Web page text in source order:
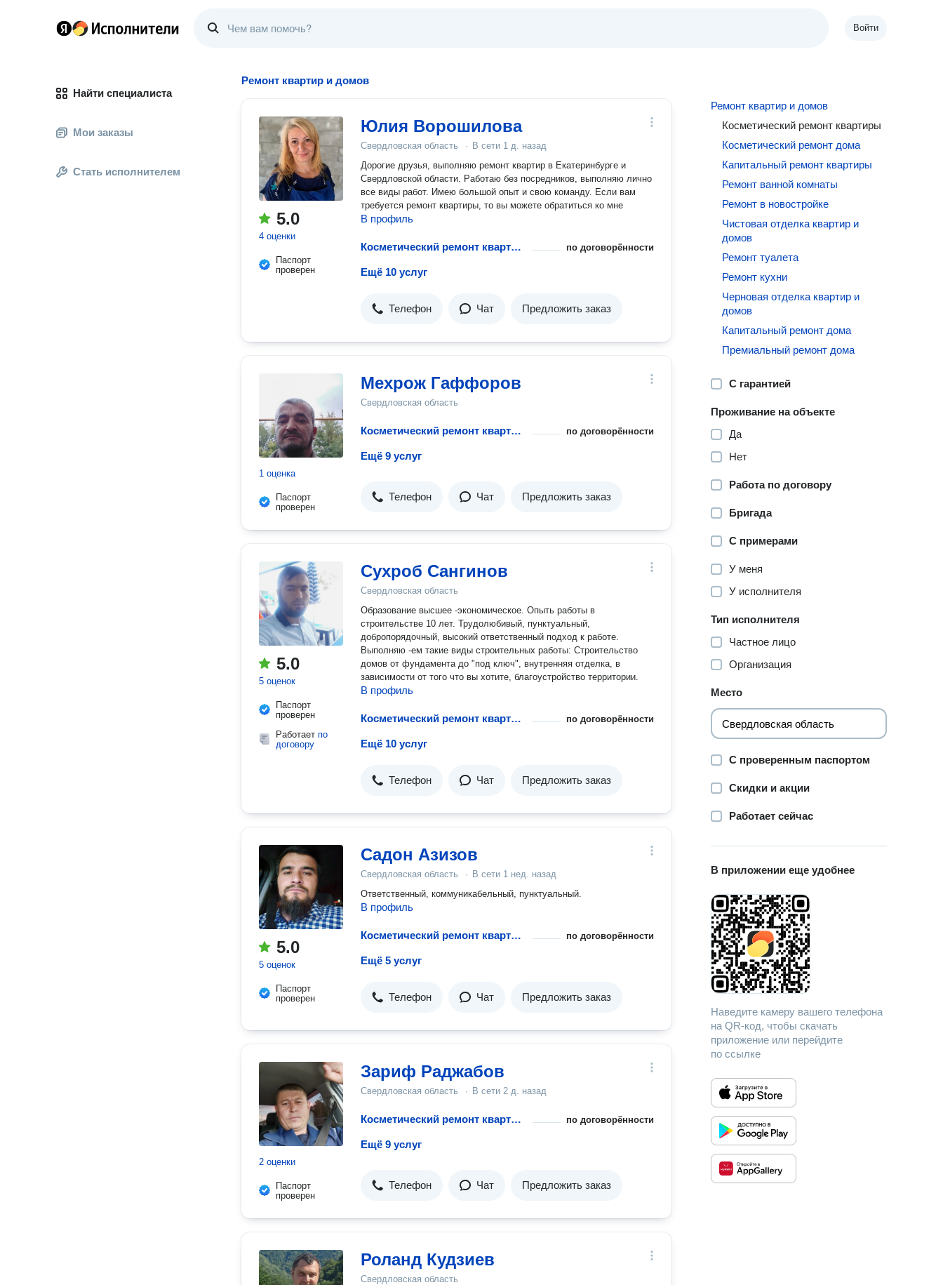
Войти
Найти специалиста
Мои заказы
Стать исполнителем
Ремонт квартир и домов
5.0
4 оценки
Паспорт
проверен
Юлия Ворошилова
Свердловская область · В сети 1 д. назад
Дорогие друзья, выполняю ремонт квартир в Екатеринбурге и
Свердловской области. Работаю без посредников, выполняю лично
все виды работ. Имею большой опыт и свою команду. Если вам
требуется ремонт квартиры, то вы можете обратиться ко мне
В профиль
Косметический ремонт квартиры по договорённости
Ещё 10 услуг
Телефон Чат Предложить заказ
1 оценка
Паспорт
проверен
Мехрож Гаффоров
Свердловская область
Косметический ремонт квартиры по договорённости
Ещё 9 услуг
Телефон Чат Предложить заказ
5.0
5 оценок
Паспорт
проверен
Работает по
договору
Сухроб Сангинов
Свердловская область
Образование высшее -экономическое. Опыть работы в
строительстве 10 лет. Трудолюбивый, пунктуальный,
добропорядочный, высокий ответственный подход к работе.
Выполняю -ем такие виды строительных работы: Строительство
домов от фундамента до "под ключ", внутренняя отделка, в
зависимости от того что вы хотите, благоустройство территории.
В профиль
Косметический ремонт квартиры по договорённости
Ещё 10 услуг
Телефон Чат Предложить заказ
5.0
5 оценок
Паспорт
проверен
Садон Азизов
Свердловская область · В сети 1 нед. назад
Ответственный, коммуникабельный, пунктуальный.
В профиль
Косметический ремонт квартиры по договорённости
Ещё 5 услуг
Телефон Чат Предложить заказ
2 оценки
Паспорт
проверен
Зариф Раджабов
Свердловская область · В сети 2 д. назад
Косметический ремонт квартиры по договорённости
Ещё 9 услуг
Телефон Чат Предложить заказ
Роланд Кудзиев
Свердловская область
Ремонт квартир и домов
Косметический ремонт квартиры
Косметический ремонт дома
Капитальный ремонт квартиры
Ремонт ванной комнаты
Ремонт в новостройке
Чистовая отделка квартир и
домов
Ремонт туалета
Ремонт кухни
Черновая отделка квартир и
домов
Капитальный ремонт дома
Премиальный ремонт дома
С гарантией
Проживание на объекте
Да
Нет
Работа по договору
Бригада
С примерами
У меня
У исполнителя
Тип исполнителя
Частное лицо
Организация
Место
С проверенным паспортом
Скидки и акции
Работает сейчас
В приложении еще удобнее
Наведите камеру вашего телефона
на QR-код, чтобы скачать
приложение или перейдите
по ссылке